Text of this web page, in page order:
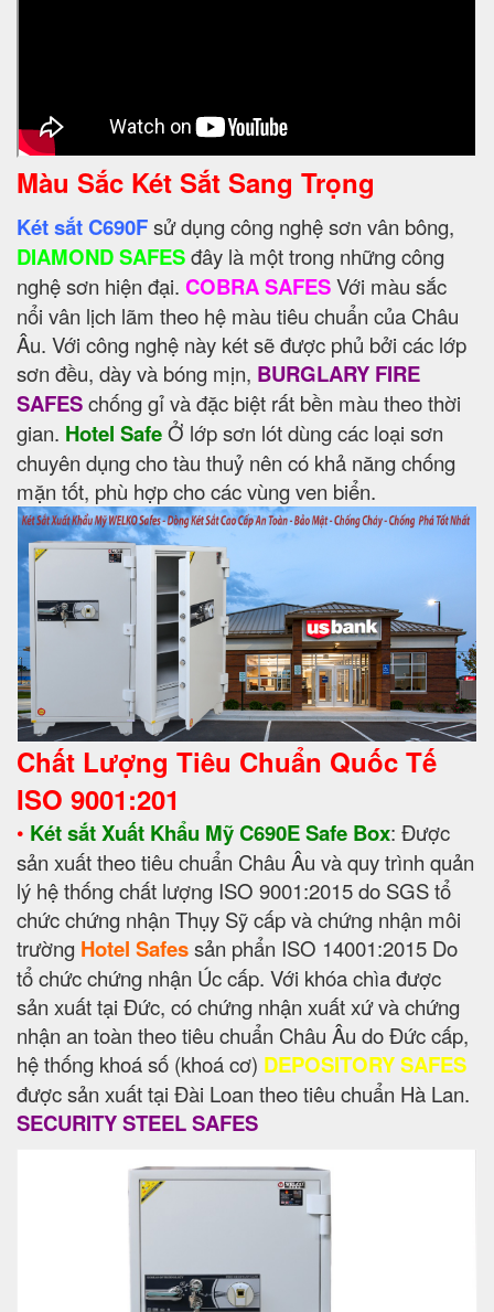
Màu Sắc Két Sắt Sang Trọng
Két sắt C690Fsử dụng công nghệ sơn vân bông,
DIAMOND SAFESđây là một trong những công
nghệ sơn hiện đại. COBRA SAFESVới màu sắc
nổi vân lịch lãm theo hệ màu tiêu chuẩn của Châu
Âu. Với công nghệ này két sẽ được phủ bởi các lớp
sơn đều, dày và bóng mịn, BURGLARY FIRE
SAFESchống gỉ và đặc biệt rất bền màu theo thời
gian. Hotel SafeỞ lớp sơn lót dùng các loại sơn
chuyên dụng cho tàu thuỷ nên có khả năng chống
mặn tốt, phù hợp cho các vùng ven biển.
Chất Lượng Tiêu Chuẩn Quốc Tế
ISO 9001:201
• Két sắt Xuất Khẩu Mỹ C690E Safe Box: Được
sản xuất theo tiêu chuẩn Châu Âu và quy trình quản
lý hệ thống chất lượng ISO 9001:2015 do SGS tổ
chức chứng nhận Thụy Sỹ cấp và chứng nhận môi
trường Hotel Safessản phẩn ISO 14001:2015 Do
tổ chức chứng nhận Úc cấp. Với khóa chìa được
sản xuất tại Đức, có chứng nhận xuất xứ và chứng
nhận an toàn theo tiêu chuẩn Châu Âu do Đức cấp,
hệ thống khoá số (khoá cơ) DEPOSITORY SAFES
được sản xuất tại Đài Loan theo tiêu chuẩn Hà Lan.
SECURITY STEEL SAFES